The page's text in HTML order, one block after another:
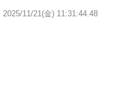
2025/11/21(金) 11:31:44.48